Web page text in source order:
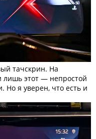
тачскрин. На
лишь этот — непростой
Но я уверен, что есть и